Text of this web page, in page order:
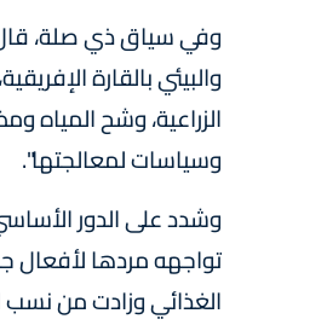
وفي سياق ذي صلة، قال
والبيئي بالقارة
الزراعية، وشح المياه
وسياسات لمعالجتها".
وشدد على الدور
تواجهه مردها لأفعال
الغذائي وزادت من نسب